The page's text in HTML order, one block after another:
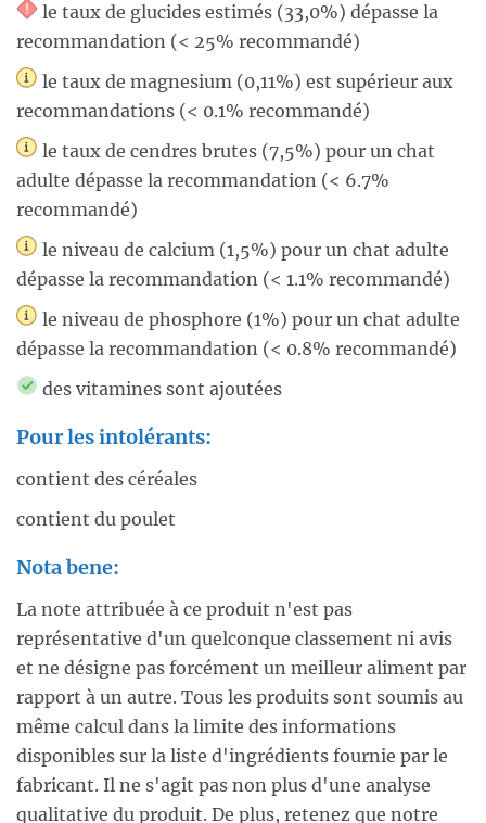
le taux de glucides estimés (33,0%) dépasse la
recommandation (< 25% recommandé)
le taux de magnesium (0,11%) est supérieur aux
recommandations (< 0.1% recommandé)
le taux de cendres brutes (7,5%) pour un chat
adulte dépasse la recommandation (< 6.7%
recommandé)
le niveau de calcium (1,5%) pour un chat adulte
dépasse la recommandation (< 1.1% recommandé)
le niveau de phosphore (1%) pour un chat adulte
dépasse la recommandation (< 0.8% recommandé)
des vitamines sont ajoutées
Pour les intolérants:
contient des céréales
contient du poulet
Nota bene:
La note attribuée à ce produit n'est pas
représentative d'un quelconque classement ni avis
et ne désigne pas forcément un meilleur aliment par
rapport à un autre. Tous les produits sont soumis au
même calcul dans la limite des informations
disponibles sur la liste d'ingrédients fournie par le
fabricant. Il ne s'agit pas non plus d'une analyse
qualitative du produit. De plus, retenez que notre